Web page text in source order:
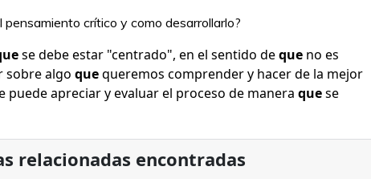
crítico y como desarrollarlo?
se debe estar "centrado", en el sentido deque no es
sobre algo quequeremos comprender y hacer de la mejor
puede apreciar y evaluar el proceso de manera quese
relacionadas encontradas